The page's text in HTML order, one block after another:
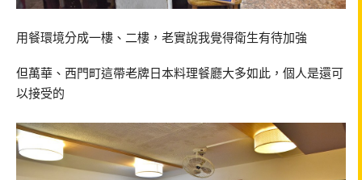
用餐環境分成一樓、二樓，老實說我覺得衛生有待加強
但萬華、西門町這帶老牌日本料理餐廳大多如此，個人是還可
以接受的